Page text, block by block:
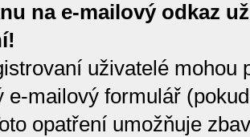
na e-mailový odkaz
uživatelé mohou
e-mailový formulář
opatření umožňuje